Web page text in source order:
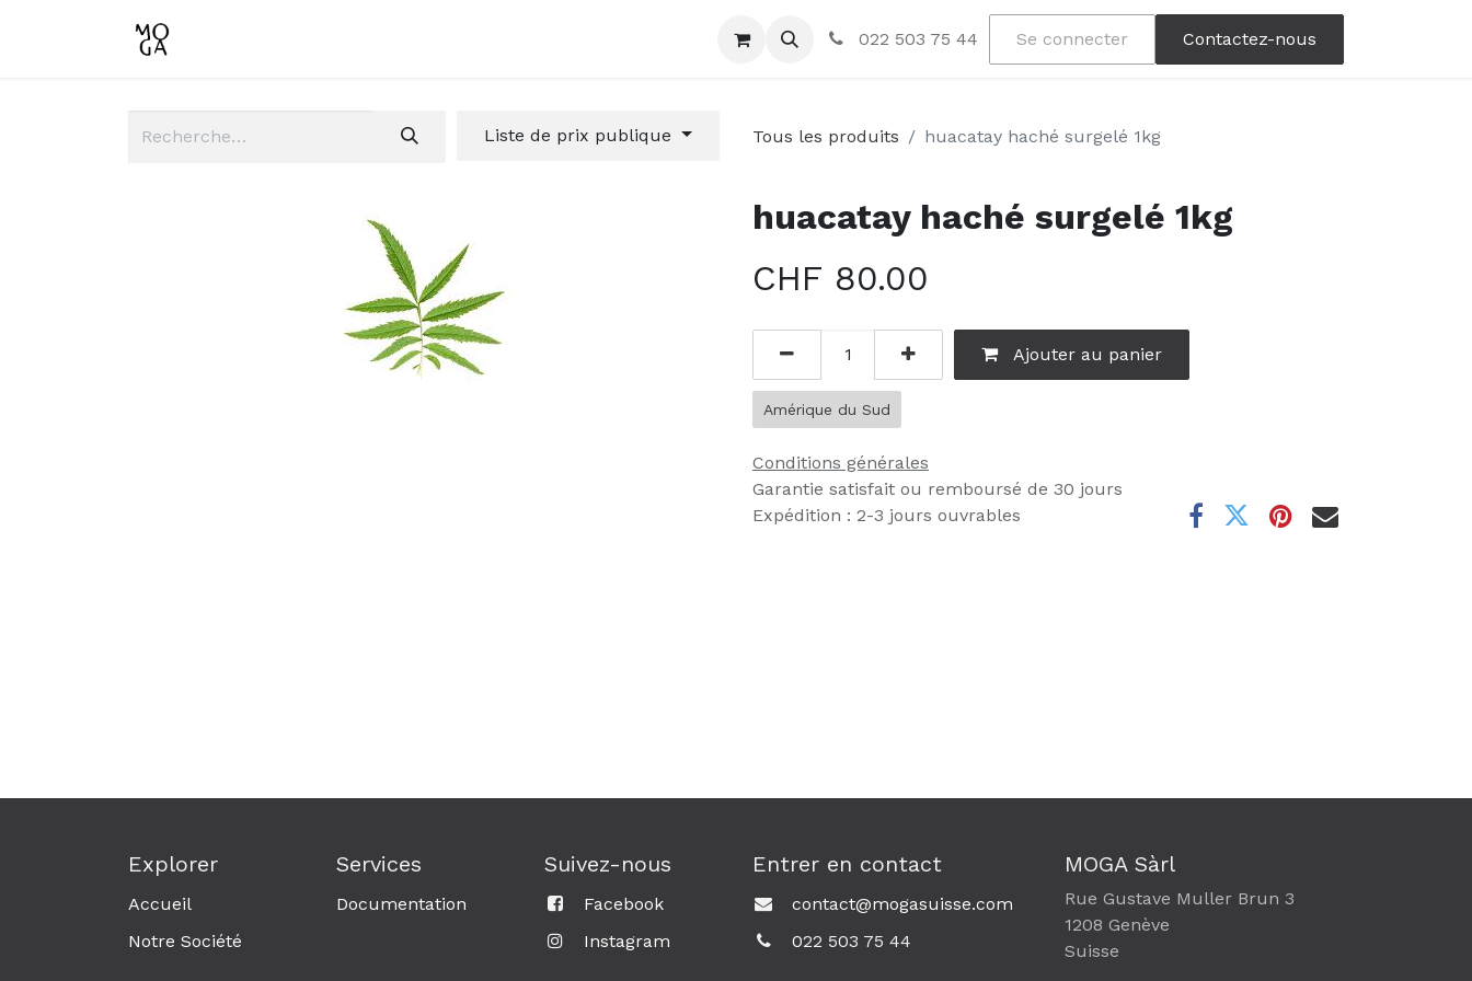
022 503 75 44 Se connecter Contactez-nous
Liste de prix publique Tous les produits huacatay haché surgelé 1kg
huacatay haché surgelé 1kg
CHF 80.00
Ajouter au panier
Amérique du Sud
Conditions générales
Garantie satisfait ou remboursé de 30 jours
Expédition : 2-3 jours ouvrables
Explorer
Accueil
Notre Société
Services
Documentation
Suivez-nous
Facebook
Instagram
Entrer en contact
contact@mogasuisse.com​
022 503 75 44
MOGA Sàrl
Rue Gustave Muller Brun 3
1208 Genève
Suisse